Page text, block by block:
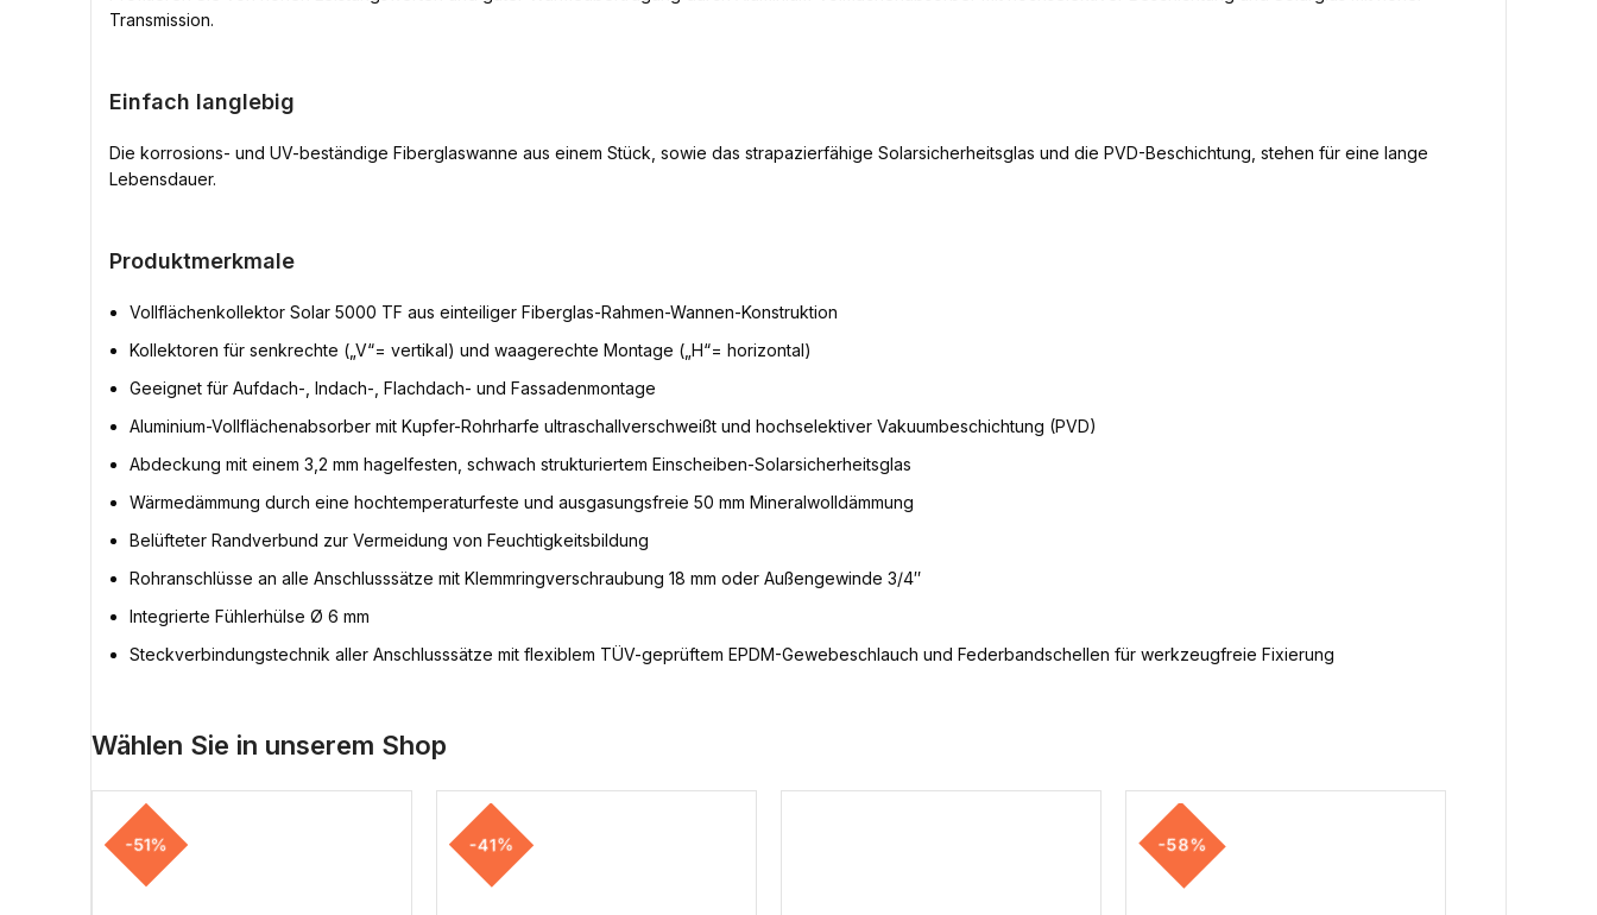
Transmission.
Einfach langlebig
Die korrosions- und UV-beständige Fiberglaswanne aus einem Stück, sowie das strapazierfähige Solarsicherheitsglas und die PVD-Beschichtung, stehen für eine lange
Lebensdauer.
Produktmerkmale
Vollflächenkollektor Solar 5000 TF aus einteiliger Fiberglas-Rahmen-Wannen-Konstruktion
Kollektoren für senkrechte („V“= vertikal) und waagerechte Montage („H“= horizontal)
Geeignet für Aufdach-, Indach-, Flachdach- und Fassadenmontage
Aluminium-Vollflächenabsorber mit Kupfer-Rohrharfe ultraschallverschweißt und hochselektiver Vakuumbeschichtung (PVD)
Abdeckung mit einem 3,2 mm hagelfesten, schwach strukturiertem Einscheiben-Solarsicherheitsglas
Wärmedämmung durch eine hochtemperaturfeste und ausgasungsfreie 50 mm Mineralwolldämmung
Belüfteter Randverbund zur Vermeidung von Feuchtigkeitsbildung
Rohranschlüsse an alle Anschlusssätze mit Klemmringverschraubung 18 mm oder Außengewinde 3/4″
Integrierte Fühlerhülse Ø 6 mm
Steckverbindungstechnik aller Anschlusssätze mit flexiblem TÜV-geprüftem EPDM-Gewebeschlauch und Federbandschellen für werkzeugfreie Fixierung
Wählen Sie in unserem Shop
-51% -41% -58%